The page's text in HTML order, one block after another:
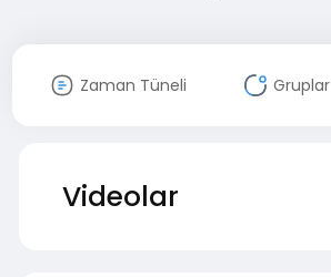
Zaman Tüneli Gruplar
Videolar